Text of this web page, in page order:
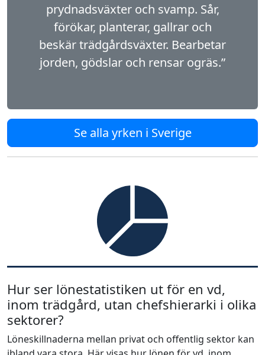
prydnadsväxter och svamp. Sår,
förökar, planterar, gallrar och
beskär trädgårdsväxter. Bearbetar
jorden, gödslar och rensar ogräs.”
Se alla yrken i Sverige
Hur ser lönestatistiken ut för en vd,
inom trädgård, utan chefshierarki i olika
sektorer?
Löneskillnaderna mellan privat och offentlig sektor kan